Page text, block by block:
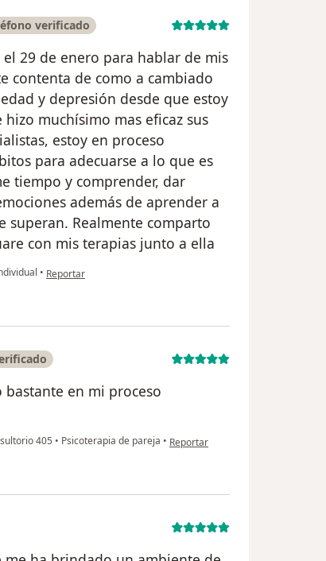
verificado
29 de enero para hablar de mis
contenta de como a cambiado
y depresión desde que estoy
muchísimo mas eficaz sus
estoy en proceso
para adecuarse a lo que es
tiempo y comprender, dar
además de aprender a
superan. Realmente comparto
con mis terapias junto a ella
• en opinión del usuario Ana María Montañez
Reportar
en mi proceso
405 • Psicoterapia de pareja • en opinión del usuario Milena Urbina
Reportar